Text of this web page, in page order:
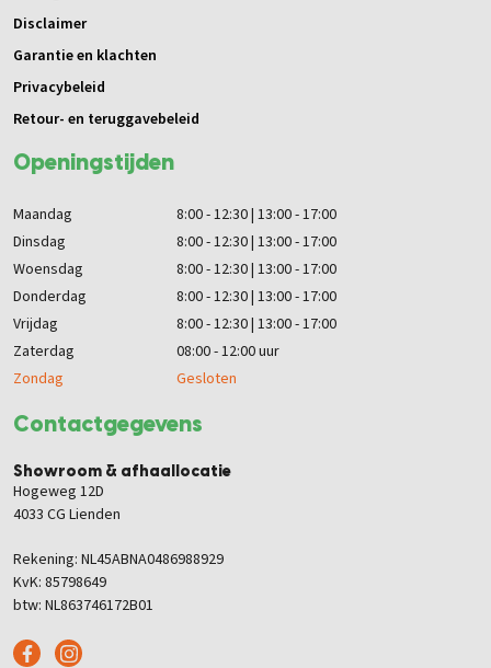
Contactgegevens
Showroom & afhaallocatie
Hogeweg 12D
4033 CG Lienden
Rekening: NL45ABNA0486988929
KvK: 85798649
btw: NL863746172B01
Openingstijden
Maandag
8:00 - 12:30 | 13:00 - 17:00
Dinsdag
8:00 - 12:30 | 13:00 - 17:00
Woensdag
8:00 - 12:30 | 13:00 - 17:00
Donderdag
8:00 - 12:30 | 13:00 - 17:00
Vrijdag
8:00 - 12:30 | 13:00 - 17:00
Zaterdag
08:00 - 12:00 uur
Zondag
Gesloten
Disclaimer
Garantie en klachten
Privacybeleid
Retour- en teruggavebeleid